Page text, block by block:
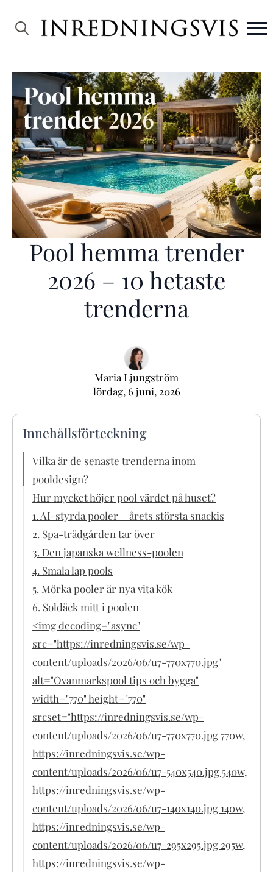
Pool hemma trender
2026 – 10 hetaste
trenderna
Maria Ljungström
lördag, 6 juni, 2026
Innehållsförteckning
Vilka är de senaste trenderna inom
pooldesign?
Hur mycket höjer pool värdet på huset?
1. AI-styrda pooler – årets största snackis
2. Spa-trädgården tar över
3. Den japanska wellness-poolen
4. Smala lap pools
5. Mörka pooler är nya vita kök
6. Soldäck mitt i poolen
<img decoding="async"
src="https://inredningsvis.se/wp-
content/uploads/2026/06/u7-770x770.jpg"
alt="Ovanmarkspool tips och bygga"
width="770" height="770"
srcset="https://inredningsvis.se/wp-
content/uploads/2026/06/u7-770x770.jpg 770w,
https://inredningsvis.se/wp-
content/uploads/2026/06/u7-540x540.jpg 540w,
https://inredningsvis.se/wp-
content/uploads/2026/06/u7-140x140.jpg 140w,
https://inredningsvis.se/wp-
content/uploads/2026/06/u7-295x295.jpg 295w,
https://inredningsvis.se/wp-